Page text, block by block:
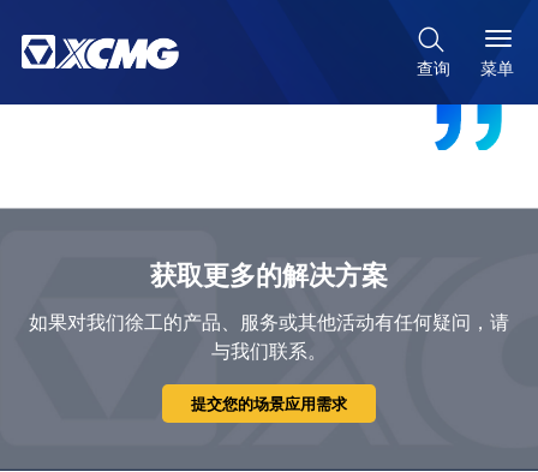

查询 菜单
获取更多的解决方案
如果对我们徐工的产品、服务或其他活动有任何疑问，请
与我们联系。
提交您的场景应用需求